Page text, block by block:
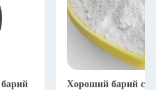
Хороший барий